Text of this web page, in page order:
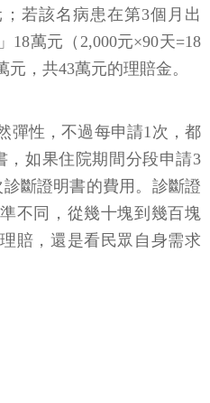
若該名病患在第3個月出
18萬元（2,000元×90天=18
，共43萬元的理賠金。
彈性，不過每申請1次，都
，如果住院期間分段申請3
斷證明書的費用。診斷證
不同，從幾十塊到幾百塊
賠，還是看民眾自身需求